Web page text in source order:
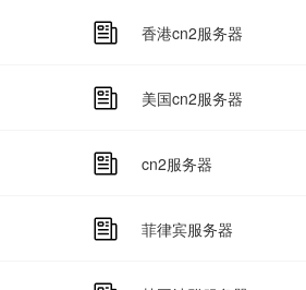
香港cn2服务器
美国cn2服务器
cn2服务器
菲律宾服务器